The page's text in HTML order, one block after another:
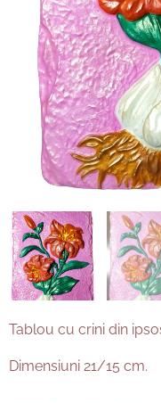
Tablou cu crini din
Dimensiuni 21/15 cm.